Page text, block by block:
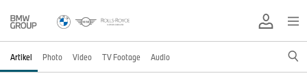
Artikel Photo Video TV Footage Audio